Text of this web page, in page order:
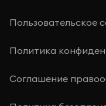
Пользовательское
Политика
Соглашение